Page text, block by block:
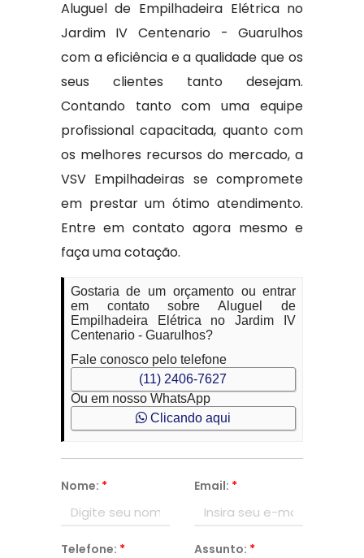
Aluguel de Empilhadeira Elétrica no
Jardim IV Centenario - Guarulhos
com a eficiência e a qualidade que os
seus clientes tanto desejam.
Contando tanto com uma equipe
profissional capacitada, quanto com
os melhores recursos do mercado, a
VSV Empilhadeiras se compromete
em prestar um ótimo atendimento.
Entre em contato agora mesmo e
faça uma cotação.
Gostaria de um orçamento ou entrar
em contato sobre Aluguel de
Empilhadeira Elétrica no Jardim IV
Centenario - Guarulhos?
Fale conosco pelo telefone
(11) 2406-7627
Ou em nosso WhatsApp
Clicando aqui
Nome: * Email: *
Telefone: * Assunto: *